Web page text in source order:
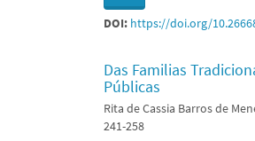
DOI: https://doi.org/
Das Familias
Públicas
Rita de Cassia Barros de
241-258